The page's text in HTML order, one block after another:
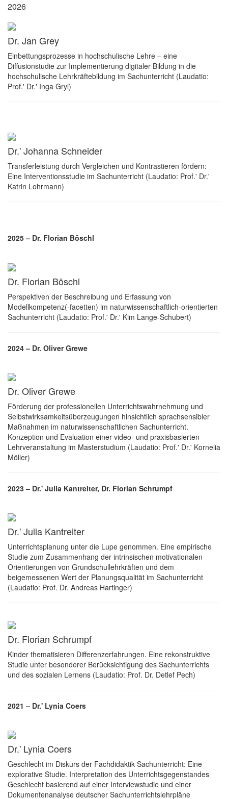
2026
Dr. Jan Grey
Einbettungsprozesse in hochschulische Lehre – eine
Diffusionstudie zur Implementierung digitaler Bildung in die
hochschulische Lehrkräftebildung im Sachunterricht (Laudatio:
Prof.' Dr.' Inga Gryl)
Dr.' Johanna Schneider
Transferleistung durch Vergleichen und Kontrastieren fördern:
Eine Interventionsstudie im Sachunterricht (Laudatio: Prof.' Dr.'
Katrin Lohrmann)
2025 – Dr. Florian Böschl
Dr. Florian Böschl
Perspektiven der Beschreibung und Erfassung von
Modellkompetenz(-facetten) im naturwissenschaftlich-orientierten
Sachunterricht (Laudatio: Prof.' Dr.' Kim Lange-Schubert)
2024 – Dr. Oliver Grewe
Dr. Oliver Grewe
Förderung der professionellen Unterrichtswahrnehmung und
Selbstwirksamkeitsüberzeugungen hinsichtlich sprachsensibler
Maßnahmen im naturwissenschaftlichen Sachunterricht.
Konzeption und Evaluation einer video- und praxisbasierten
Lehrveranstaltung im Masterstudium (Laudatio: Prof.' Dr.' Kornelia
Möller)
2023 – Dr.' Julia Kantreiter, Dr. Florian Schrumpf
Dr.' Julia Kantreiter
Unterrichtsplanung unter die Lupe genommen. Eine empirische
Studie zum Zusammenhang der intrinsischen motivationalen
Orientierungen von Grundschullehrkräften und dem
beigemessenen Wert der Planungsqualität im Sachunterricht
(Laudatio: Prof. Dr. Andreas Hartinger)
Dr. Florian Schrumpf
Kinder thematisieren Differenzerfahrungen. Eine rekonstruktive
Studie unter besonderer Berücksichtigung des Sachunterrichts
und des sozialen Lernens (Laudatio: Prof. Dr. Detlef Pech)
2021 – Dr.' Lynia Coers
Dr.' Lynia Coers
Geschlecht im Diskurs der Fachdidaktik Sachunterricht: Eine
explorative Studie. Interpretation des Unterrichtsgegenstandes
Geschlecht basierend auf einer Interviewstudie und einer
Dokumentenanalyse deutscher Sachunterrichtslehrpläne